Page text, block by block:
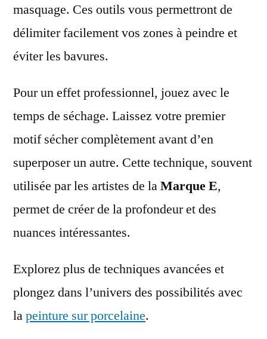
masquage. Ces outils vous permettront de
délimiter facilement vos zones à peindre et
éviter les bavures.
Pour un effet professionnel, jouez avec le
temps de séchage. Laissez votre premier
motif sécher complètement avant d’en
superposer un autre. Cette technique, souvent
utilisée par les artistes de laMarque E,
permet de créer de la profondeur et des
nuances intéressantes.
Explorez plus de techniques avancées et
plongez dans l’univers des possibilités avec
lapeinture sur porcelaine.